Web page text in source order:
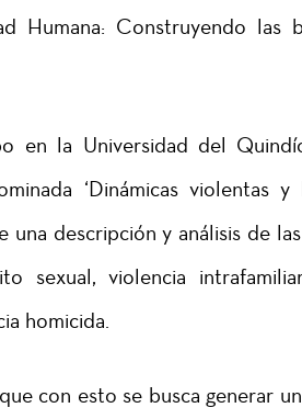
Humana: Construyendo las
en la Universidad del
‘Dinámicas violentas
descripción y análisis de
sexual, violencia
homicida.
con esto se busca generar